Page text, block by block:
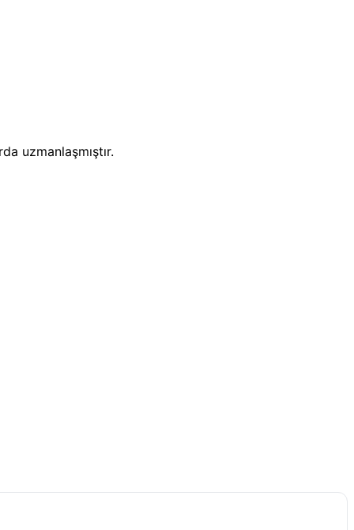
uzmanlaşmıştır.